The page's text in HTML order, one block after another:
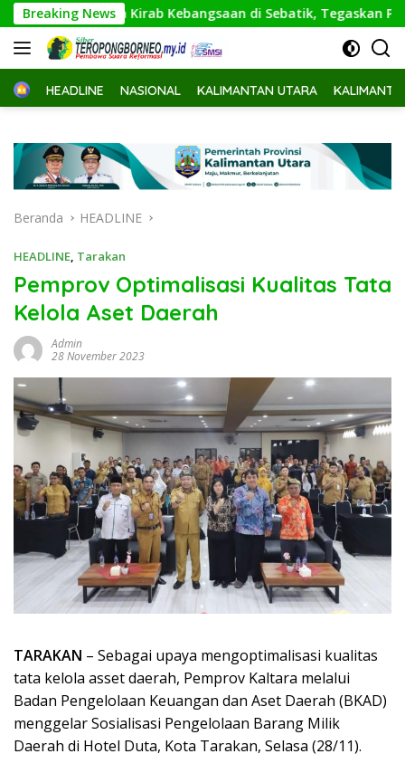
Langsung
ke
konten
Breaking News
Kirab Kebangsaan di Sebatik, Tegaskan Perbatasan
HomeHEADLINE NASIONAL KALIMANTAN UTARA
Beranda HEADLINE
HEADLINE, Tarakan
Pemprov Optimalisasi Kualitas Tata
Kelola Aset Daerah
Admin
28 November 2023
TARAKAN – Sebagai upaya mengoptimalisasi kualitas
tata kelola asset daerah, Pemprov Kaltara melalui
Badan Pengelolaan Keuangan dan Aset Daerah (BKAD)
menggelar Sosialisasi Pengelolaan Barang Milik
Daerah di Hotel Duta, Kota Tarakan, Selasa (28/11).